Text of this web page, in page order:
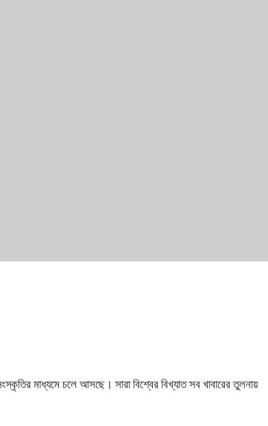
মাধ্যমে চলে আসছে। সারা বিশ্বের বিখ্যাত সব খাবারের তুলনায়